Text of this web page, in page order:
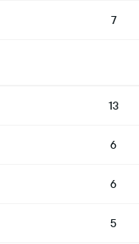
7
13
6
6
5